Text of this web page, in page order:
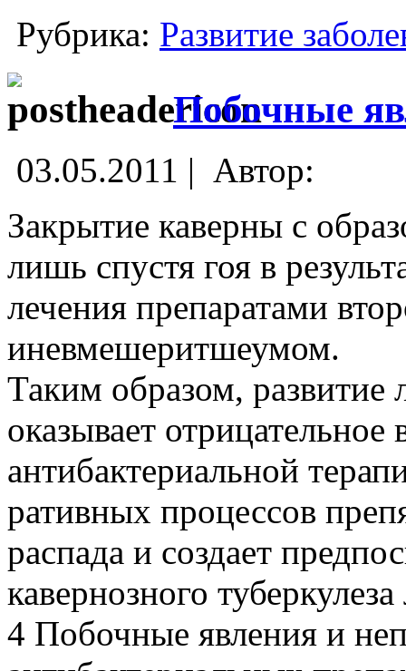
Рубрика: Развитие
Побочные
03.05.2011 | Автор:
Закрытие каверны с
лишь спустя гоя в
лечения препаратами
иневмешеритшеумом.
Таким образом, развитие
оказывает
антибактериальной
ративных процессов
распада и создает
кавернозного
4 Побочные явления и